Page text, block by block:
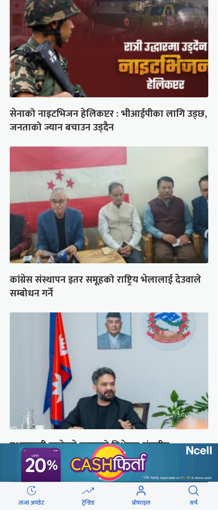
सेनाको नाइटभिजन हेलिकप्टर : भीआईपीका लागि उड्छ,
जनताको ज्यान बचाउन उड्दैन
कांग्रेस संस्थापन इतर समूहको राष्ट्रिय भेलालाई देउवाले
सम्बोधन गर्ने
प्रधानमन्त्री बालेनले ल्याएको विधेयक संसदीय
समितिबाट जस्ताको तस्तै सदर
ताजा अपडेट ट्रेन्डिङ प्रोफाइल सर्च